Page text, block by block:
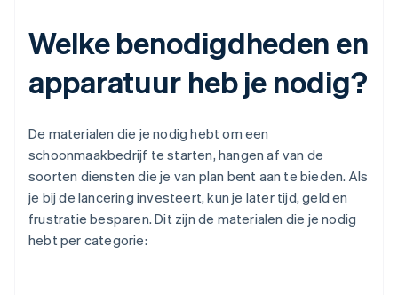
Welke benodigdheden en
apparatuur heb je nodig?
De materialen die je nodig hebt om een
schoonmaakbedrijf te starten, hangen af van de
soorten diensten die je van plan bent aan te bieden. Als
je bij de lancering investeert, kun je later tijd, geld en
frustratie besparen. Dit zijn de materialen die je nodig
hebt per categorie: